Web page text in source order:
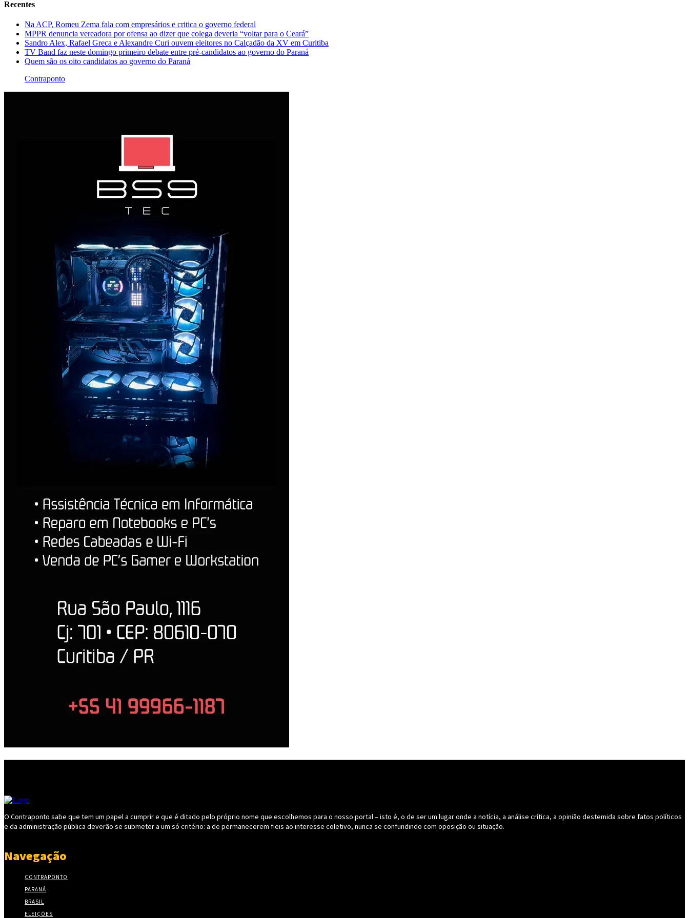
Recentes
Na ACP, Romeu Zema fala com empresários e critica o governo federal
MPPR denuncia vereadora por ofensa ao dizer que colega deveria “voltar para o Ceará”
Sandro Alex, Rafael Greca e Alexandre Curi ouvem eleitores no Calçadão da XV em Curitiba
TV Band faz neste domingo primeiro debate entre pré-candidatos ao governo do Paraná
Quem são os oito candidatos ao governo do Paraná
Contraponto
O Contraponto sabe que tem um papel a cumprir e que é ditado pelo próprio nome que escolhemos para o nosso portal – isto é, o de ser um lugar onde a notícia, a análise crítica, a opinião destemida sobre fatos políticos
e da administração pública deverão se submeter a um só critério: a de permanecerem fieis ao interesse coletivo, nunca se confundindo com oposição ou situação.
Navegação
CONTRAPONTO
PARANÁ
BRASIL
ELEIÇÕES